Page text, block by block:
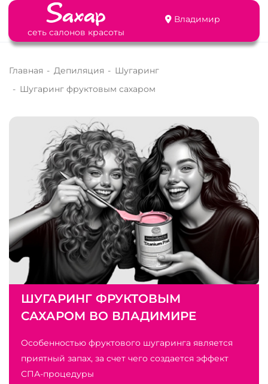
сеть салонов красоты
Владимир
Главная - Депиляция - Шугаринг
- Шугаринг фруктовым сахаром
ШУГАРИНГ ФРУКТОВЫМ
САХАРОМ ВО ВЛАДИМИРЕ
Особенностью фруктового шугаринга является
приятный запах, за счет чего создается эффект
СПА-процедуры